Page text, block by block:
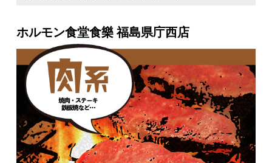
ホルモン食堂食樂 福島県庁西店